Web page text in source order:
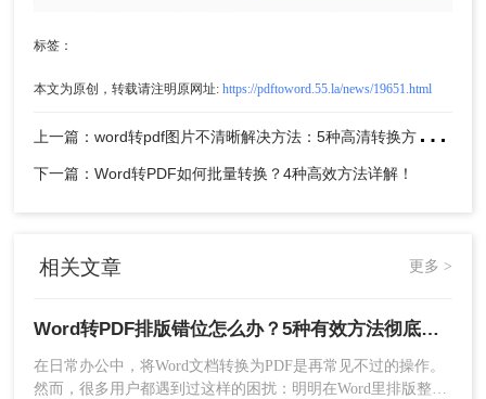
点击“选项”按钮
：在保存对话框中，有一个“选
侧）。点击进入。
标签：
本文为原创，转载请注明原网址: https://pdftoword.55.la/news/19651.html
上
一篇：word转pdf图片不清晰解决方法：5种高清转换方法（2026实测指南）
下一篇：Word转PDF如何批量转换？4种高效方法详解！
相关文章 更多 >
Word转PDF排版错位怎么办？5种有效方法彻底解决排版错位问题！
在日常办公中，将Word文档转换为PDF是再常见不过的操作。
然而，很多用户都遇到过这样的困扰：明明在Word里排版整齐